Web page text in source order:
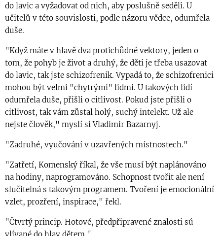
do lavic a vyžadovat od nich, aby poslušně seděli. U
učitelů v této souvislosti, podle názoru vědce, odumřela
duše.
"Když máte v hlavě dva protichůdné vektory, jeden o
tom, že pohyb je život a druhý, že děti je třeba usazovat
do lavic, tak jste schizofrenik. Vypadá to, že schizofrenici
mohou být velmi "chytrými" lidmi. U takových lidí
odumřela duše, přišli o citlivost. Pokud jste přišli o
citlivost, tak vám zůstal holý, suchý intelekt. Už ale
nejste člověk," myslí si Vladimir Bazarnyj.
"Zadruhé, vyučování v uzavřených místnostech."
"Zatřetí, Komenský říkal, že vše musí být naplánováno
na hodiny, naprogramováno. Schopnost tvořit ale není
slučitelná s takovým programem. Tvoření je emocionální
vzlet, prozření, inspirace," řekl.
"Čtvrtý princip. Hotové, předpřipravené znalosti sú